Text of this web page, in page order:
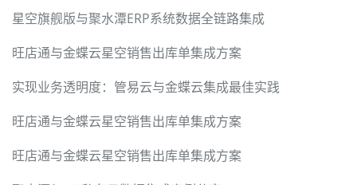
星空旗舰版与聚水潭ERP系统数据全链路集成
旺店通与金蝶云星空销售出库单集成方案
实现业务透明度：管易云与金蝶云集成最佳实践
旺店通与金蝶云星空销售出库单集成方案
旺店通与金蝶云星空销售出库单集成方案